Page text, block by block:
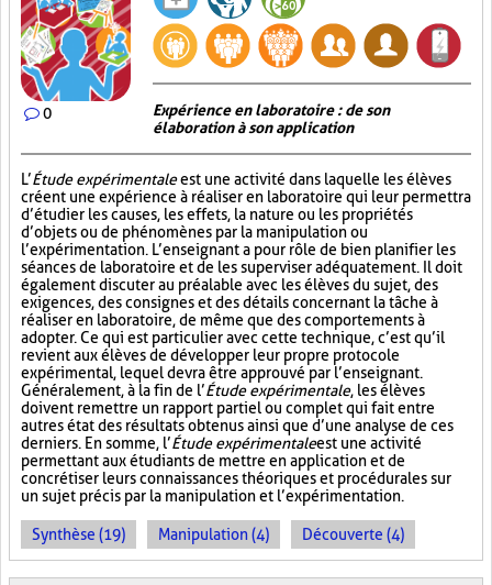
0
Expérience en laboratoire : de son
élaboration à son application
L’Étude expérimentaleest une activité dans laquelle les élèves
créent une expérience à réaliser en laboratoire qui leur permettra
d’étudier les causes, les effets, la nature ou les propriétés
d’objets ou de phénomènes par la manipulation ou
l’expérimentation. L’enseignant a pour rôle de bien planifier les
séances de laboratoire et de les superviser adéquatement. Il doit
également discuter au préalable avec les élèves du sujet, des
exigences, des consignes et des détails concernant la tâche à
réaliser en laboratoire, de même que des comportements à
adopter. Ce qui est particulier avec cette technique, c’est qu’il
revient aux élèves de développer leur propre protocole
expérimental, lequel devra être approuvé par l’enseignant.
Généralement, à la fin de l’Étude expérimentale, les élèves
doivent remettre un rapport partiel ou complet qui fait entre
autres état des résultats obtenus ainsi que d’une analyse de ces
derniers. En somme, l’Étude expérimentaleest une activité
permettant aux étudiants de mettre en application et de
concrétiser leurs connaissances théoriques et procédurales sur
un sujet précis par la manipulation et l’expérimentation.
Synthèse (19) Manipulation (4) Découverte (4)